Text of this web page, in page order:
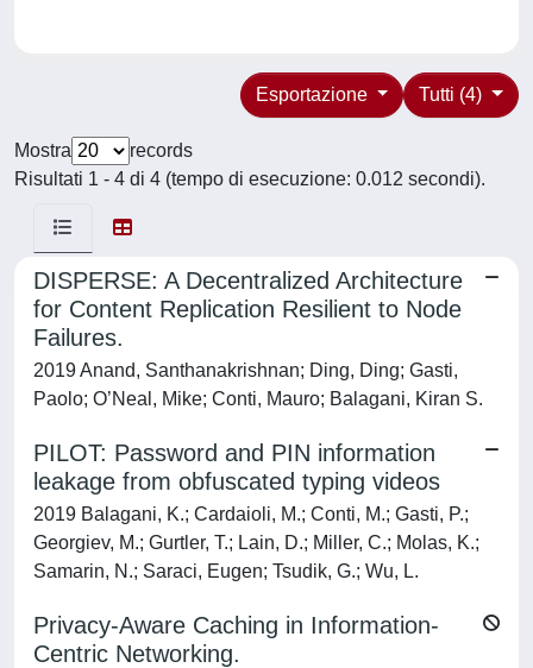
Tutti (4)
Esportazione
Mostra
records
Risultati 1 - 4 di 4 (tempo di esecuzione: 0.012 secondi).
DISPERSE: A Decentralized Architecture
for Content Replication Resilient to Node
Failures.
2019 Anand, Santhanakrishnan; Ding, Ding; Gasti,
Paolo; O’Neal, Mike; Conti, Mauro; Balagani, Kiran S.
PILOT: Password and PIN information
leakage from obfuscated typing videos
2019 Balagani, K.; Cardaioli, M.; Conti, M.; Gasti, P.;
Georgiev, M.; Gurtler, T.; Lain, D.; Miller, C.; Molas, K.;
Samarin, N.; Saraci, Eugen; Tsudik, G.; Wu, L.
Privacy-Aware Caching in Information-
Centric Networking.